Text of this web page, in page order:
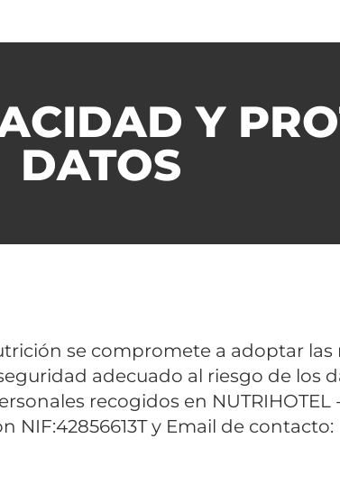
Y
DATOS
se compromete a adoptar
adecuado al riesgo de los
recogidos en
NIF:42856613T y Email de contacto: